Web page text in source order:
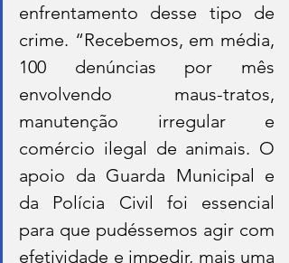
enfrentamento desse tipo de
crime. “Recebemos, em média,
100 denúncias por mês
envolvendo maus-tratos,
manutenção irregular e
comércio ilegal de animais. O
apoio da Guarda Municipal e
da Polícia Civil foi essencial
para que pudéssemos agir com
efetividade e impedir, mais uma